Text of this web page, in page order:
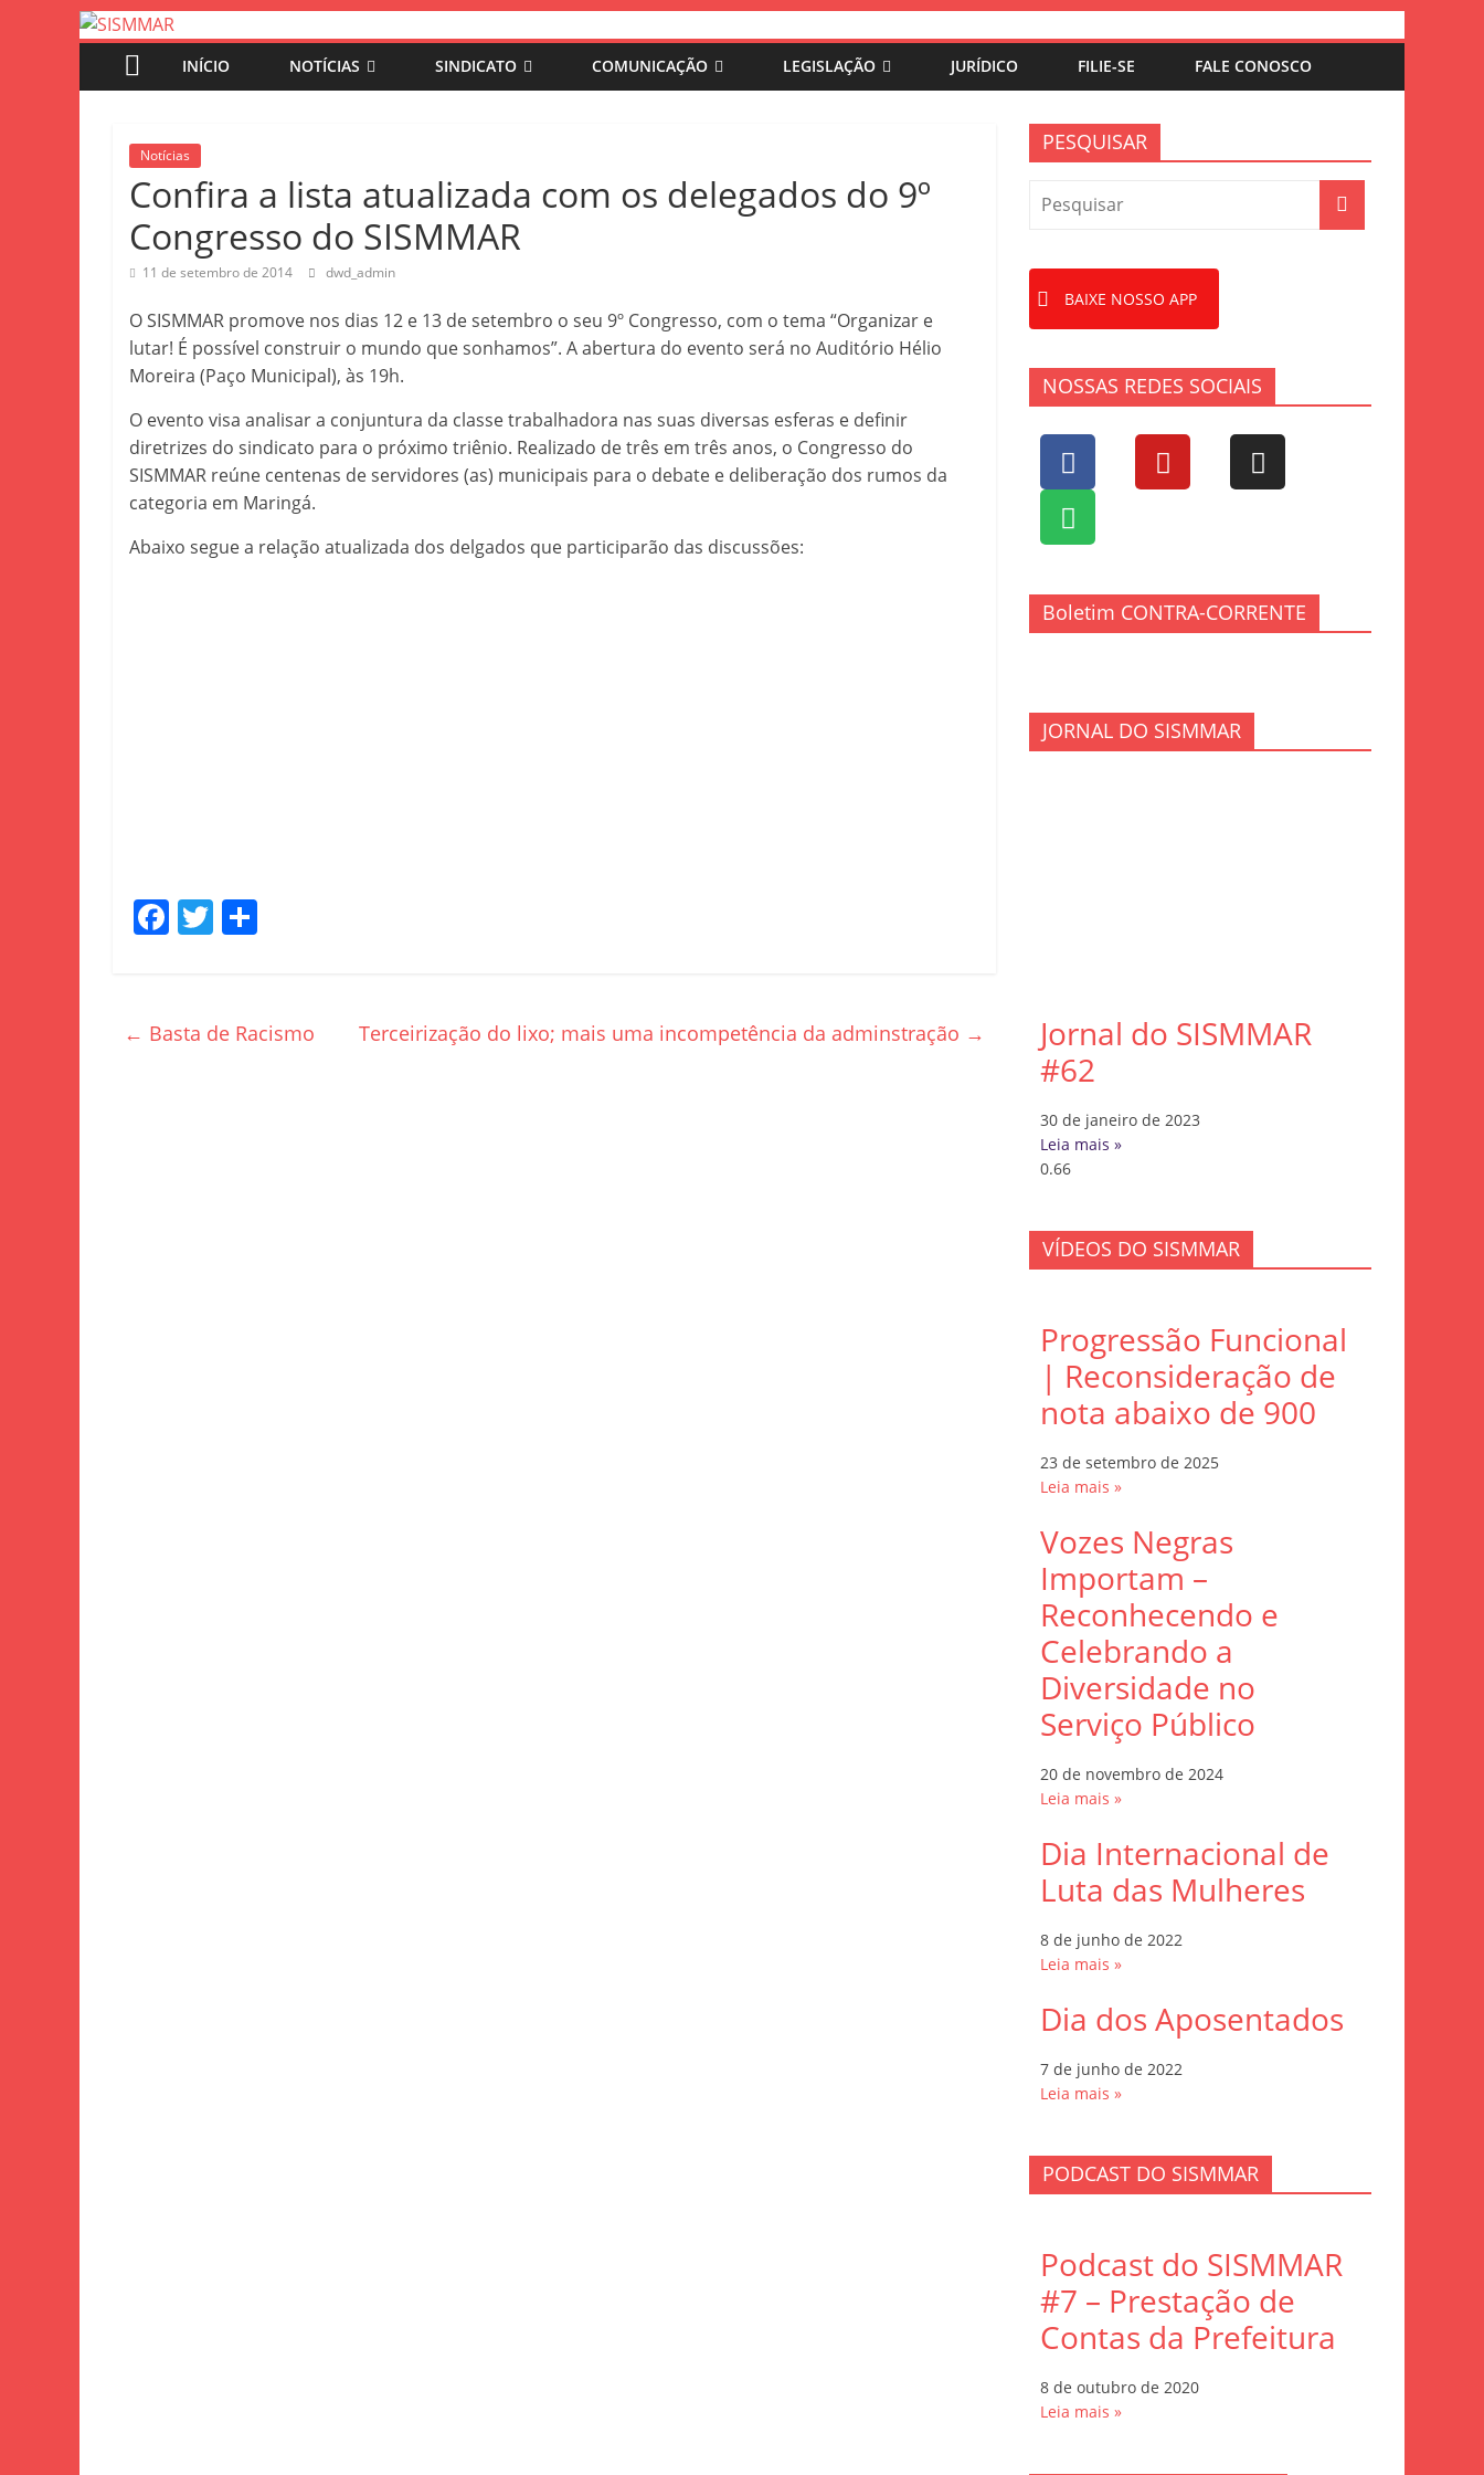
INÍCIO NOTÍCIAS SINDICATO COMUNICAÇÃO LEGISLAÇÃO JURÍDICO FILIE-SE FALE CONOSCO
Notícias
Confira a lista atualizada com os delegados do 9º
Congresso do SISMMAR
11 de setembro de 2014 dwd_admin
O SISMMAR promove nos dias 12 e 13 de setembro o seu 9º Congresso, com o tema “Organizar e
lutar! É possível construir o mundo que sonhamos”. A abertura do evento será no Auditório Hélio
Moreira (Paço Municipal), às 19h.
O evento visa analisar a conjuntura da classe trabalhadora nas suas diversas esferas e definir
diretrizes do sindicato para o próximo triênio. Realizado de três em três anos, o Congresso do
SISMMAR reúne centenas de servidores (as) municipais para o debate e deliberação dos rumos da
categoria em Maringá.
Abaixo segue a relação atualizada dos delgados que participarão das discussões:
F
e
T
er e
← Basta de Racismo Terceirização do lixo; mais uma incompetência da adminstração →
PESQUISAR
BAIXE NOSSO APP
NOSSAS REDES SOCIAIS
Boletim CONTRA-CORRENTE
JORNAL DO SISMMAR
Jornal do SISMMAR
#62
30 de janeiro de 2023
Leia mais »
VÍDEOS DO SISMMAR
Progressão Funcional
| Reconsideração de
nota abaixo de 900
23 de setembro de 2025
Leia mais »
Vozes Negras
Importam –
Reconhecendo e
Celebrando a
Diversidade no
Serviço Público
20 de novembro de 2024
Leia mais »
Dia Internacional de
Luta das Mulheres
8 de junho de 2022
Leia mais »
Dia dos Aposentados
7 de junho de 2022
Leia mais »
PODCAST DO SISMMAR
Podcast do SISMMAR
#7 – Prestação de
Contas da Prefeitura
8 de outubro de 2020
Leia mais »